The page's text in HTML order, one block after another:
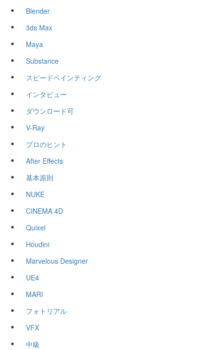
Blender
3ds Max
Maya
Substance
スピードペインティング
インタビュー
ダウンロード可
V-Ray
プロのヒント
After Effects
基本原則
NUKE
CINEMA 4D
Quixel
Houdini
Marvelous Designer
UE4
MARI
フォトリアル
VFX
中級